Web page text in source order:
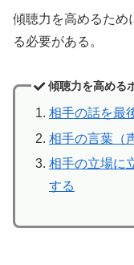
傾聴力を高めるため
る必要がある。
傾聴力を高める
相手の話を最
相手の言葉（
相手の立場に
する